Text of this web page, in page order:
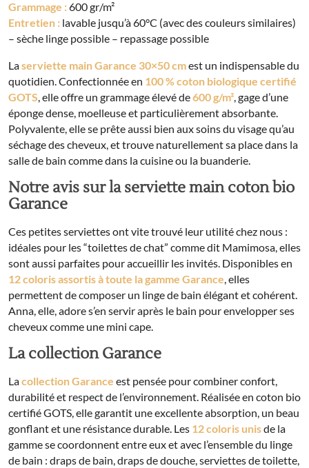
Grammage :600 gr/m²
Entretien : lavable jusqu’à 60°C (avec des couleurs similaires)
– sèche linge possible – repassage possible
Laserviette main Garance 30×50 cmest un indispensable du
quotidien. Confectionnée en 100 % coton biologique certifié
GOTS, elle offre un grammage élevé de600 g/m², gage d’une
éponge dense, moelleuse et particulièrement absorbante.
Polyvalente, elle se prête aussi bien aux soins du visage qu’au
séchage des cheveux, et trouve naturellement sa place dans la
salle de bain comme dans la cuisine ou la buanderie.
Notre avis sur la serviette main coton bio
Garance
Ces petites serviettes ont vite trouvé leur utilité chez nous :
idéales pour les “toilettes de chat” comme dit Mamimosa, elles
sont aussi parfaites pour accueillir les invités. Disponibles en
12 coloris assortis à toute la gamme Garance, elles
permettent de composer un linge de bain élégant et cohérent.
Anna, elle, adore s’en servir après le bain pour envelopper ses
cheveux comme une mini cape.
La collection Garance
Lacollection Garance est pensée pour combiner confort,
durabilité et respect de l’environnement. Réalisée en coton bio
certifié GOTS, elle garantit une excellente absorption, un beau
gonflant et une résistance durable. Les 12 coloris unisde la
gamme se coordonnent entre eux et avec l’ensemble du linge
de bain : draps de bain, draps de douche, serviettes de toilette,